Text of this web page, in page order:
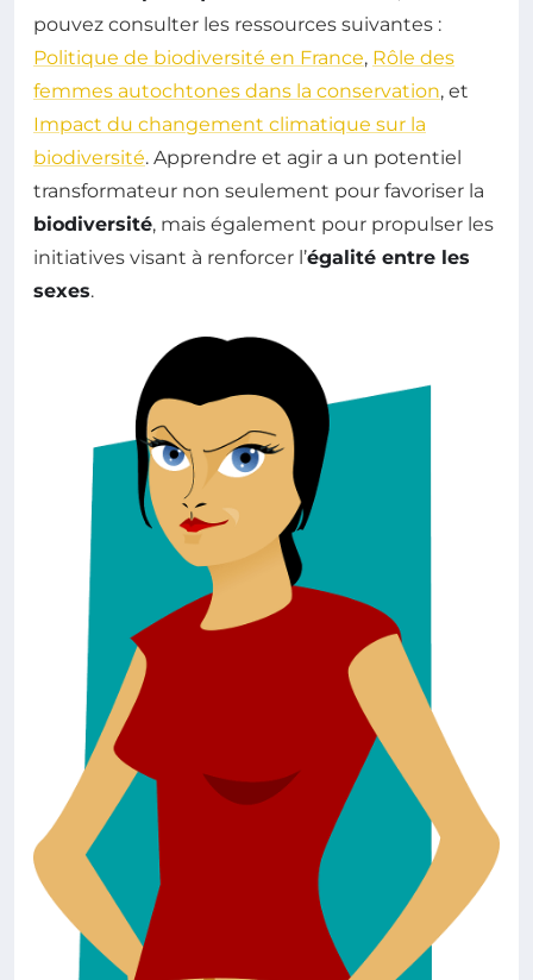
pouvez consulter les ressources suivantes :
Politique de biodiversité en France, Rôle des
femmes autochtones dans la conservation, et
Impact du changement climatique sur la
biodiversité. Apprendre et agir a un potentiel
transformateur non seulement pour favoriser la
biodiversité, mais également pour propulser les
initiatives visant à renforcer l’égalité entre les
sexes.